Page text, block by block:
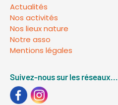
Actualités
Nos activités
Nos lieux nature
Notre asso
Mentions légales
Suivez-nous sur les réseaux...